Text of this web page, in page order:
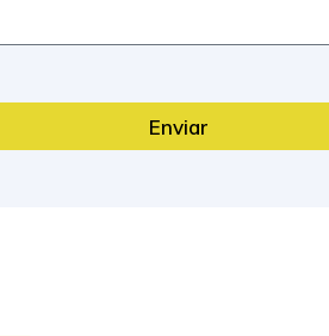
Enviar